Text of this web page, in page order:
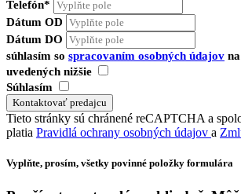
Telefón*
Dátum OD
Dátum DO
súhlasím so spracovaním osobných údajov
uvedených nižšie
Súhlasím
Tieto stránky sú chránené reCAPTCHA a
platia Pravidlá ochrany osobných údajov a
Vyplňte, prosím, všetky povinné položky formulára